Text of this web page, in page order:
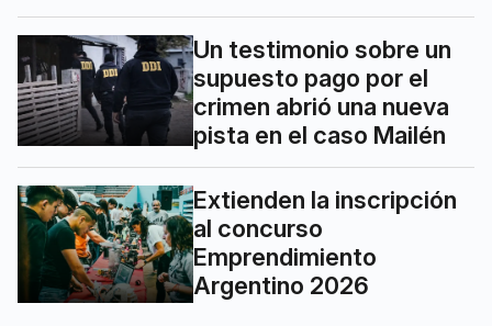
Un testimonio sobre un
supuesto pago por el
crimen abrió una nueva
pista en el caso Mailén
Extienden la inscripción
al concurso
Emprendimiento
Argentino 2026